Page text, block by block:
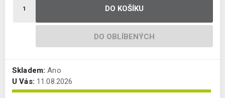
DO KOŠÍKU
DO OBLÍBENÝCH
Skladem: Ano
U Vás: 11.08.2026